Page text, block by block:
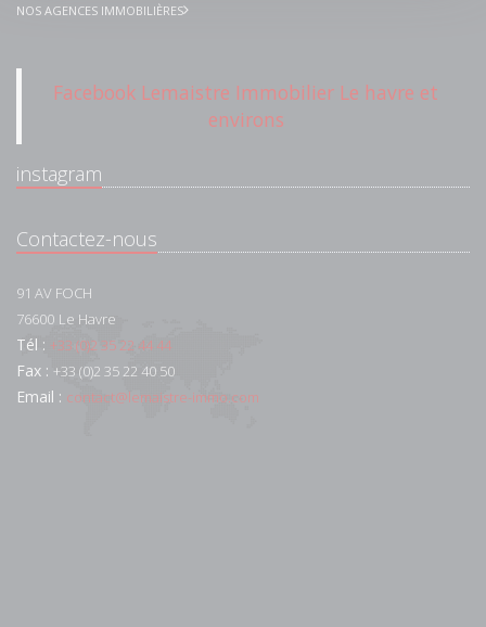
NOS AGENCES IMMOBILIÈRES
Facebook Lemaistre Immobilier Le havre et
environs
instagram
Contactez-nous
91 AV FOCH
76600 Le Havre
Tél : +33 (0)2 35 22 44 44
Fax : +33 (0)2 35 22 40 50
Email : contact@lemaistre-immo.com